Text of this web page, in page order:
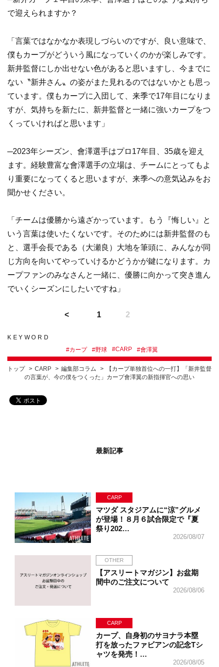
で迎えられますか？
「言葉ではなかなか表現しづらいのですが、良い意味で、
僕もカープがどういう風になっていくのかが楽しみです。
新井監督にしか出せない色があると思いますし、今までに
ない〝新井さん〟の姿がまた見れるのではないかとも思っ
ています。僕もカープに入団して、来季で17年目になりま
すが、気持ちを新たに、新井監督と一緒に強いカープをつ
くっていければと思います」
─2023年シーズン、會澤選手はプロ17年目、35歳を迎え
ます。経験豊富な會澤選手の立場は、チームにとってもよ
り重要になってくると思いますが、来季への意気込みをお
聞かせください。
「チームは優勝から遠ざかっています。もう『悔しい』と
いう言葉は使いたくないです。そのためには新井監督のも
と、選手会長である（大瀬良）大地を筆頭に、みんなが同
じ方向を向いてやっていけるかどうかが鍵になります。カ
ープファンのみなさんと一緒に、優勝に向かって突き進ん
でいくシーズンにしたいですね」
1 2
KEYWORD
#カープ #野球 #CARP #會澤翼
トップ CARP 編集部コラム
【カープ単独首位への一打】「新井監督
の言葉が、今の僕をつくった」カープ會澤翼の新指揮官への思い
最新記事
CARP
マツダ スタジアムに“涼”グルメ
が登場！８月６試合限定で『夏
祭り202…
2026/08/07
OTHER
【アスリートマガジン】お盆期
間中のご注文について
2026/08/06
CARP
カープ、自身初のサヨナラ本塁
打を放ったファビアンの記念Tシ
ャツを発売！…
2026/08/05